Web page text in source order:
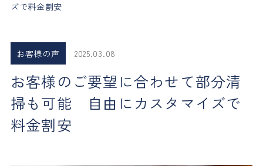
ズで料金割安
お客様の声 2025.03.08
お客様のご要望に合わせて部分清
掃も可能 自由にカスタマイズで
料金割安